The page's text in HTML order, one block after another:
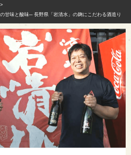
甘味と酸味─ 長野県「岩清水」の麹にこだわる酒造り